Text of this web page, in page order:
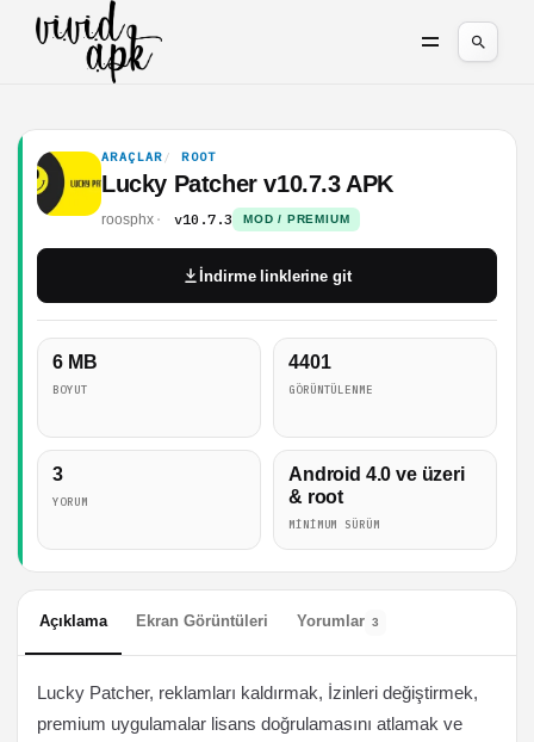
ARAÇLAR ROOT
Lucky Patcher v10.7.3 APK
roosphx v10.7.3 MOD / PREMIUM
6 MB
BOYUT
4401
GÖRÜNTÜLENME
3
YORUM
Android 4.0 ve üzeri
& root
MINIMUM SÜRÜM
İndirme linklerine git
Açıklama Ekran Görüntüleri Yorumlar 3
Lucky Patcher, reklamları kaldırmak, İzinleri değiştirmek,
premium uygulamalar lisans doğrulamasını atlamak ve